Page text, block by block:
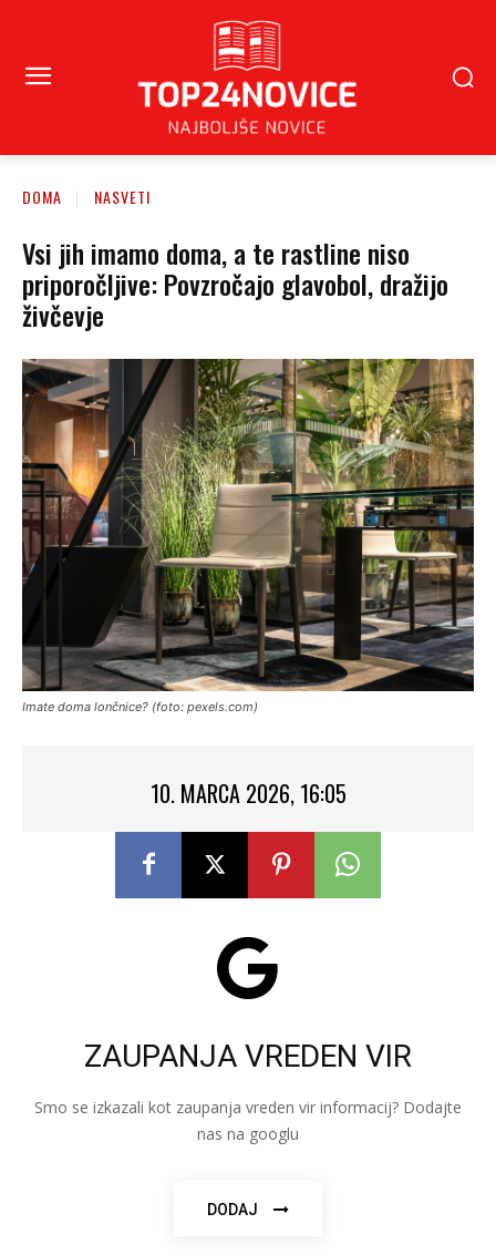
DOMA NASVETI
Vsi jih imamo doma, a te rastline niso
priporočljive: Povzročajo glavobol, dražijo
živčevje
Imate doma lončnice? (foto: pexels.com)
10. MARCA 2026, 16:05
ZAUPANJA VREDEN VIR
Smo se izkazali kot zaupanja vreden vir informacij? Dodajte
nas na googlu
DODAJ